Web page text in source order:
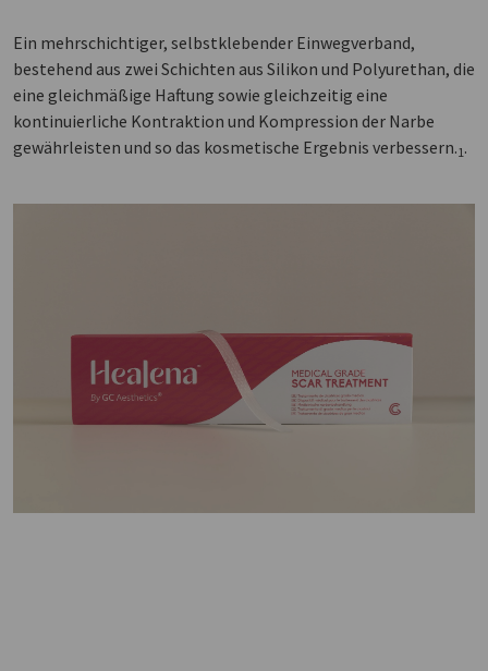
Ein mehrschichtiger, selbstklebender Einwegverband,
bestehend aus zwei Schichten aus Silikon und Polyurethan, die
eine gleichmäßige Haftung sowie gleichzeitig eine
kontinuierliche Kontraktion und Kompression der Narbe
gewährleisten und so das kosmetische Ergebnis verbessern.1 .